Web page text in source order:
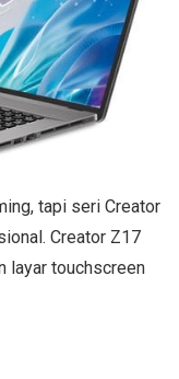
tapi seri Creator
Creator Z17
layar touchscreen